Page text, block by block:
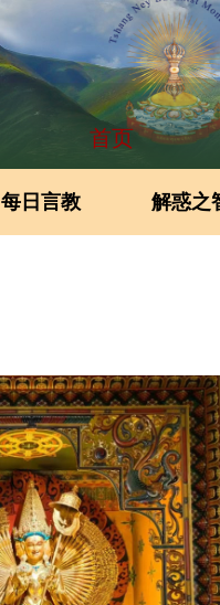
首页
每日言教 解惑之